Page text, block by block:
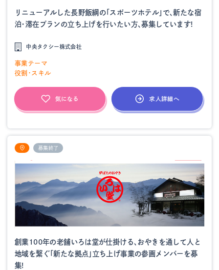
リニューアルした長野飯綱の「スポーツホテル」で、新たな宿
泊・滞在プランの立ち上げを行いたい方、募集しています!
中央タクシー株式会社
事業テーマ
役割・スキル
気になる 求人詳細へ
募集終了
創業100年の老舗いろは堂が仕掛ける、おやきを通して人と
地域を繋ぐ「新たな拠点」立ち上げ事業の参画メンバーを募
集!